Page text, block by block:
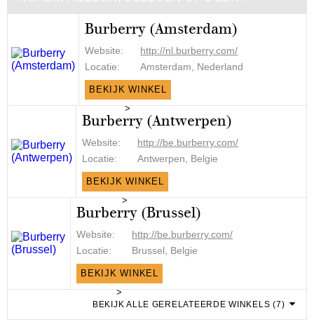
Burberry (Amsterdam)
Website:
http://nl.burberry.com/
Locatie:
Amsterdam, Nederland
BEKIJK WINKEL
>
Burberry (Antwerpen)
Website:
http://be.burberry.com/
Locatie:
Antwerpen, Belgie
BEKIJK WINKEL
>
Burberry (Brussel)
Website:
http://be.burberry.com/
Locatie:
Brussel, Belgie
BEKIJK WINKEL
>
BEKIJK ALLE GERELATEERDE WINKELS (7)